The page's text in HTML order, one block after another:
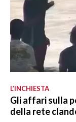
L’INCHIESTA
Gli affari sulla
della rete